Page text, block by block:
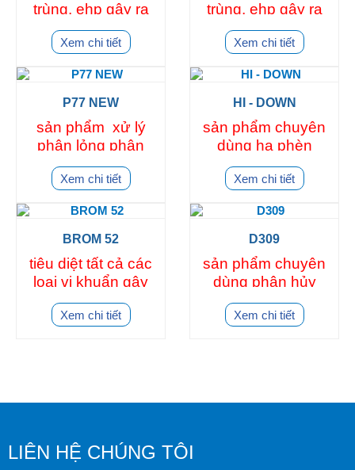
trùng, ehp gây ra
phân trắng và tôm
chậm lớn hiệu
dụng
Xem chi tiết
trùng, ehp gây ra
phân trắng và tôm
chậm lớn hiệu
dụng
Xem chi tiết
P77 NEW
sản phẩm xử lý
phân lỏng phân
trắng sau 72h
Xem chi tiết
HI - DOWN
sản phẩm chuyên
dùng hạ phèn
Xem chi tiết
BROM 52
tiêu diệt tất cả các
loại vi khuẩn gây
bệnh: teo gan,
phân trắng, trống
Xem chi tiết
D309
sản phẩm chuyên
dùng phân hủy
láp láp, tảo sợi,
tảo mắt, tảo giáp,
Xem chi tiết
LIÊN HỆ CHÚNG TÔI